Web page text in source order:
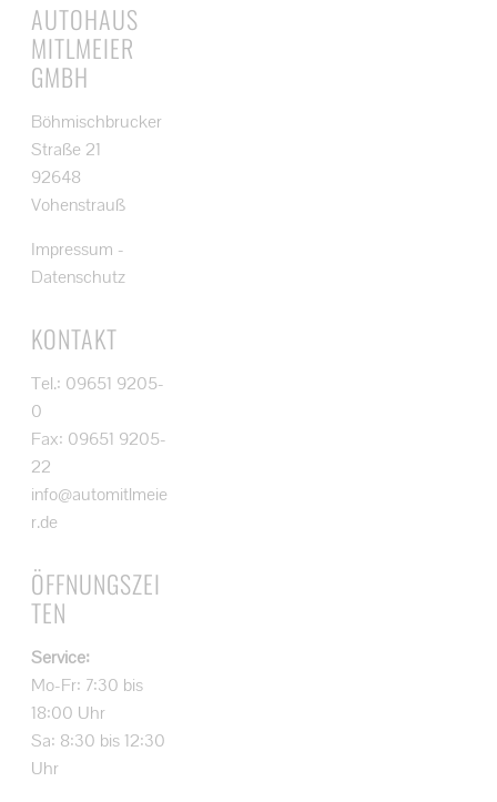
AUTOHAUS
MITLMEIER
GMBH
Böhmischbrucker
Straße 21
92648
Vohenstrauß
Impressum -
Datenschutz
KONTAKT
Tel.: 09651 9205-
0
Fax: 09651 9205-
22
info@automitlmeie
r.de
ÖFFNUNGSZEI
TEN
Service:
Mo-Fr: 7:30 bis
18:00 Uhr
Sa: 8:30 bis 12:30
Uhr